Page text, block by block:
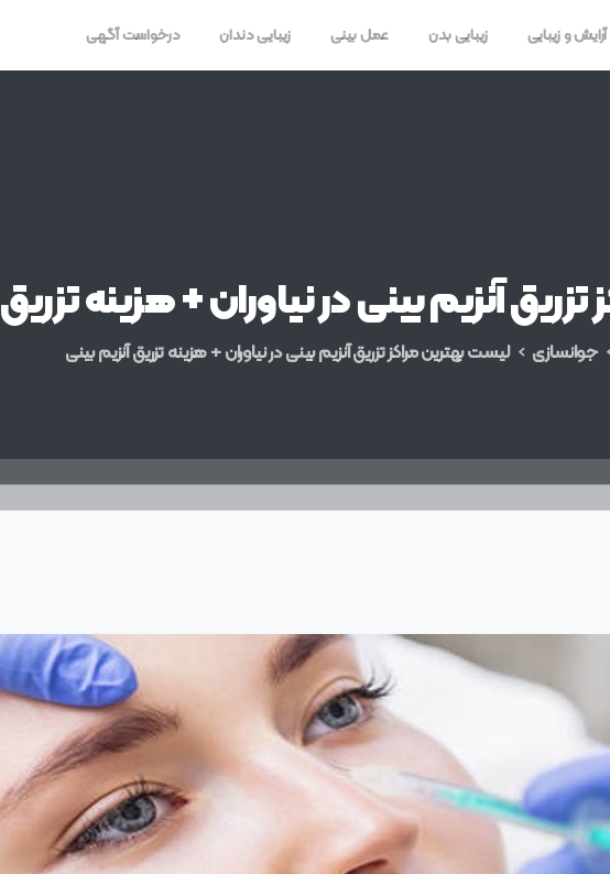
آرایش و زیبایی زیبایی بدن عمل بینی زیبایی دندان درخواست آگهی
تزریقآنزیمبینیدرنیاوران+هزینهتزریق
جوانسازی لیست بهترین مراکز تزریق آنزیم بینی در نیاوران + هزینه تزریق آنزیم بینی